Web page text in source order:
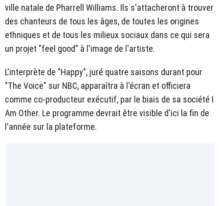
ville natale de Pharrell Williams. Ils s'attacheront à trouver
des chanteurs de tous les âges, de toutes les origines
ethniques et de tous les milieux sociaux dans ce qui sera
un projet "feel good" à l'image de l'artiste.
L'interprète de "Happy", juré quatre saisons durant pour
"The Voice" sur NBC, apparaîtra à l'écran et officiera
comme co-producteur exécutif, par le biais de sa société I
Am Other. Le programme devrait être visible d'ici la fin de
l'année sur la plateforme.